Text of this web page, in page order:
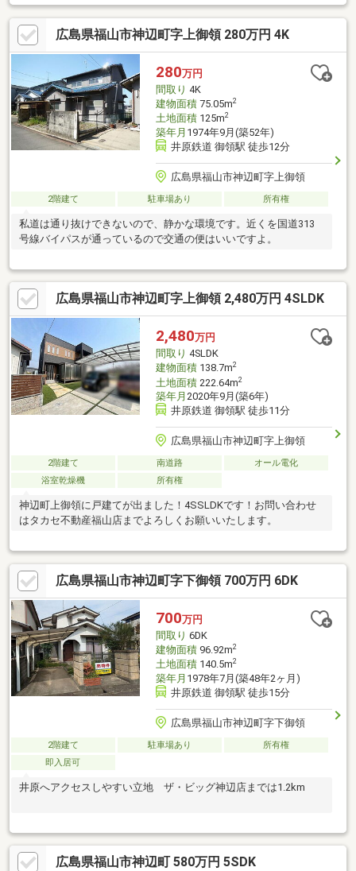
広島県福山市神辺町字上御領 280万円 4K
280万円
間取り 4K
建物面積75.05m2
土地面積125m2
築年月 1974年9月(築52年)
井原鉄道 御領駅 徒歩12分
広島県福山市神辺町字上御領
2階建て 駐車場あり 所有権
私道は通り抜けできないので、静かな環境です。近くを国道313
号線バイパスが通っているので交通の便はいいですよ。
広島県福山市神辺町字上御領 2,480万円 4SLDK
2,480万円
間取り 4SLDK
建物面積138.7m2
土地面積222.64m2
築年月 2020年9月(築6年)
井原鉄道 御領駅 徒歩11分
広島県福山市神辺町字上御領
2階建て 南道路
オール電化
浴室乾燥機
所有権
神辺町上御領に戸建てが出ました！4SSLDKです！お問い合わせ
はタカセ不動産福山店までよろしくお願いいたします。
広島県福山市神辺町字下御領 700万円 6DK
700万円
間取り 6DK
建物面積96.92m2
土地面積140.5m2
築年月 1978年7月(築48年2ヶ月)
井原鉄道 御領駅 徒歩15分
広島県福山市神辺町字下御領
2階建て 駐車場あり
所有権
即入居可
井原へアクセスしやすい立地 ザ・ビッグ神辺店までは1.2km
広島県福山市神辺町 580万円 5SDK